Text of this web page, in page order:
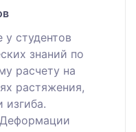
студентов
знаний по
расчету на
растяжения,
изгиба.